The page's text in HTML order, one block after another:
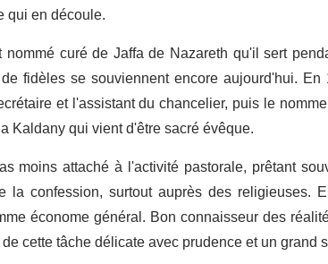
en découle.
curé de Jaffa de Nazareth qu'il sert
fidèles se souviennent encore aujourd'hui.
et l'assistant du chancelier, puis le
Kaldany qui vient d'être sacré évêque.
moins attaché à l'activité pastorale, prêtant
la confession, surtout auprès des religieuses.
économe général. Bon connaisseur des
cette tâche délicate avec prudence et un grand